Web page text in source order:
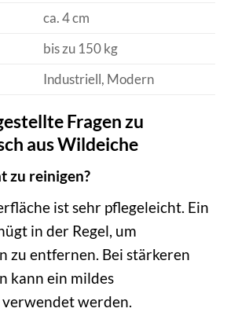
ca. 4 cm
bis zu 150 kg
Industriell, Modern
Fragen zu
aus Wildeiche
zu reinigen?
ist sehr pflegeleicht. Ein
in der Regel, um
zu entfernen. Bei stärkeren
kann ein mildes
werden.